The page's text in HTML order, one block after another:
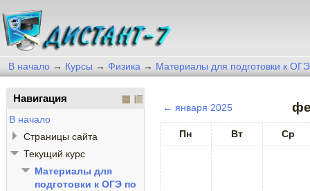
В начало → Курсы → Физика → Материалы для подготовки к
← января 2025
Пн Вт Ср
Навигация
В начало
Страницы сайта
Текущий курс
Материалы для
подготовки к ОГЭ по